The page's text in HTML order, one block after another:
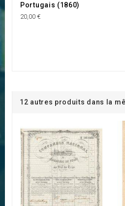
Portugais (1860)
20,00 €
12 autres produits dans la